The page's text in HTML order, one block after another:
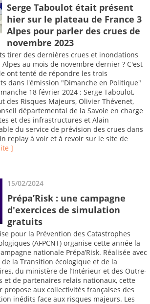
Serge Taboulot était présent
hier sur le plateau de France 3
Alpes pour parler des crues de
novembre 2023
tirer des dernières crues et inondations
au mois de novembre dernier ? C'est
ont tenté de répondre les trois
dans l'émission "Dimanche en Politique"
18 février 2024 : Serge Taboulot,
des Risques Majeurs, Olivier Thévenet,
départemental de la Savoie en charge
et des infrastructures et Alain
du service de prévision des crues dans
replay à voir et à revoir sur le site de
]
15/02/2024
Prépa’Risk : une campagne
d'exercices de simulation
gratuits
pour la Prévention des Catastrophes
(AFPCNT) organise cette année la
nationale Prépa’Risk. Réalisée avec
la Transition écologique et de la
du ministère de l’Intérieur et des Outre-
et de partenaires relais nationaux, cette
propose aux collectivités françaises des
inédits face aux risques majeurs. Les